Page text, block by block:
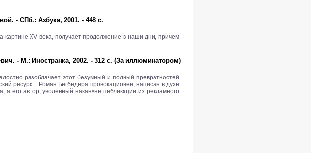
- СПб.: Азбука, 2001. - 448 с.
картине XV века, получает продолжение в наши дни, причем
- М.: Иностранка, 2002. - 312 с. (За иллюминатором)
разоблачает этот безумный и полный превратностей
ресурс... Роман Бегбедера провокационен, написан в духе
его автор, уволенный накануне пебликации из рекламного